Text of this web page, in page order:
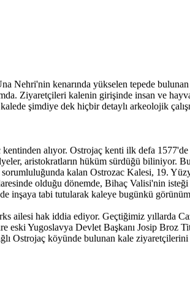
Nehri'nin kenarında yükselen tepede
Ziyaretçileri kalenin girişinde insan ve
şimdiye dek hiçbir detaylı arkeolojik
alıyor. Ostrojaç kenti ilk defa
aristokratların hüküm sürdüğü biliniyor.
kalan Ostrozac Kalesi, 19.
olduğu dönemde, Bihaç Valisi'nin
tabi tutularak kaleye bugünkü görünüm
ailesi hak iddia ediyor. Geçtiğimiz yıllarda
eski Yugoslavya Devlet Başkanı Josip
Ostrojaç köyünde bulunan kale